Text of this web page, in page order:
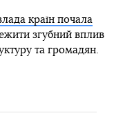
країн почала
згубний вплив
та громадян.